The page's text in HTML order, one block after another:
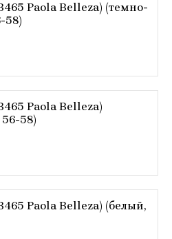
Paola Belleza) (темно-
58)
Paola Belleza)
56-58)
Paola Belleza) (белый,